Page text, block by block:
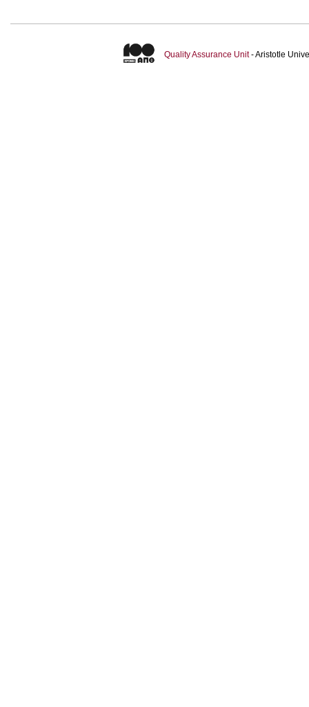
Quality Assurance Unit- Aristotle